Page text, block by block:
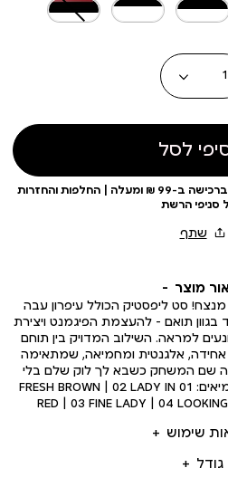
כמות
לסל
עלות משלוח 19 ₪ | משלוח חינם ברכישה ב-99 ₪ ומעלה | החלפות והחזרות
סניפי הרשת
מוצר
שימוש
גודל
מנצח! סט ליפסטיק הכולל עיפרון עבה
בגוון תואם – להעצמת הפיגמנט ויצירת
למראה. השילוב המדויק בין תוחם
אחידה, אלגנטית ומחמיאה, שמתאימה
זה שם המשחק כשבא לך לוק שלם בלי
להתאמץ! זמין ב-5 גוונים מחמיאים: 01 FRESH BROWN | 02 LADY IN
RED | 03 FINE LADY | 04